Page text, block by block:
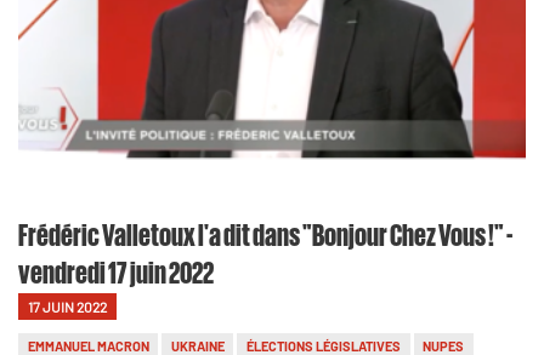
Frédéric Valletoux l'a dit dans "Bonjour Chez Vous !" -
vendredi 17 juin 2022
17 JUIN 2022
EMMANUEL MACRON UKRAINE ÉLECTIONS LÉGISLATIVES
NUPES